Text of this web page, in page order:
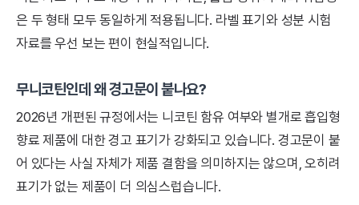
은 두 형태 모두 동일하게 적용됩니다. 라벨 표기와 성분 시험
자료를 우선 보는 편이 현실적입니다.
무니코틴인데 왜 경고문이 붙나요?
2026년 개편된 규정에서는 니코틴 함유 여부와 별개로 흡입형
향료 제품에 대한 경고 표기가 강화되고 있습니다. 경고문이 붙
어 있다는 사실 자체가 제품 결함을 의미하지는 않으며, 오히려
표기가 없는 제품이 더 의심스럽습니다.